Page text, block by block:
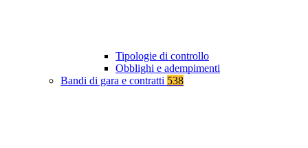
Tipologie di controllo
Obblighi e adempimenti
Bandi di gara e contratti 538